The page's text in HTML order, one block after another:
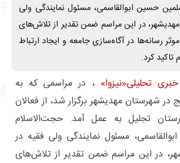
حسین ابوالقاسمی، مسئول نمایندگی ولی
مهدیشهر، در این مراسم ضمن تقدیر از تلاش‌های
رسانه‌ها در آگاه‌سازی جامعه و ایجاد ارتباط
کرد.
تحلیلی«نیزوا» ، در مراسمی که به
شهرستان مهدیشهر برگزار شد، از فعالان
تجلیل به عمل آمد. حجت‌الاسلام
مسئول نمایندگی ولی فقیه در
در این مراسم ضمن تقدیر از تلاش‌های